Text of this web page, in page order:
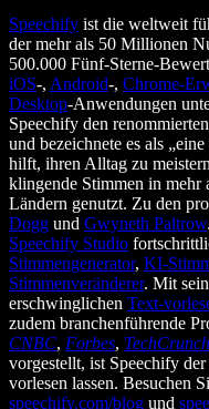
Speechify ist die weltweit
der mehr als 50 Millionen
500.000 Fünf-Sterne-
iOS-, Android-, Chrome-
Desktop-Anwendungen
Speechify den renommierten
und bezeichnete es als
hilft, ihren Alltag zu
klingende Stimmen in mehr
Ländern genutzt. Zu den
Dogg und Gwyneth Paltrow
Speechify Studio
Stimmengenerator, KI-
Stimmenveränderer. Mit
erschwinglichen Text-
zudem branchenführende
CNBC, Forbes, TechCrunch
vorgestellt, ist Speechify
vorlesen lassen. Besuchen
speechify.com/blog und